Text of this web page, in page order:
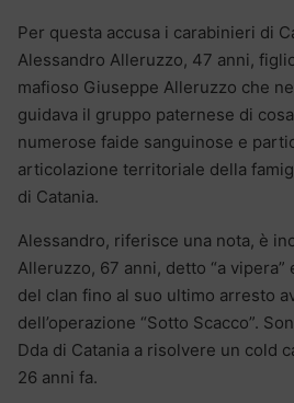
Per questa accusa i carabinieri di
Alessandro Alleruzzo, 47 anni,
mafioso Giuseppe Alleruzzo che
guidava il gruppo paternese di
numerose faide sanguinose e
articolazione territoriale della
di Catania.
Alessandro, riferisce una nota, è
Alleruzzo, 67 anni, detto “a
del clan fino al suo ultimo arresto
dell’operazione “Sotto Scacco”.
Dda di Catania a risolvere un cold
26 anni fa.